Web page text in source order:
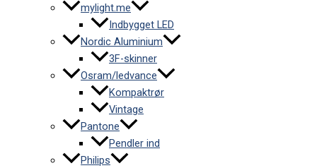
mylight.me
Indbygget LED
Nordic Aluminium
3F-skinner
Osram/ledvance
Kompaktrør
Vintage
Pantone
Pendler ind
Philips